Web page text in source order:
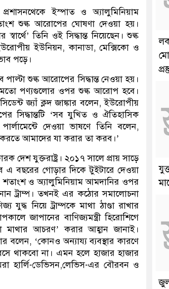
প্রশাসনথেকে ইস্পাত ও অ্যালুমিনিয়াম
শুল্ক আরোপের ঘোষণা দেওয়া হয়।
তিনি ওই সিদ্ধান্ত নিয়েছেন। শুল্ক
ইউনিয়ন, কানাডা, মেক্সিকো ও
পড়ে।
পাল্টা শুল্ক আরোপের সিদ্ধান্ত নেওয়া হয়।
পণ্যগুলোর ওপর শুল্ক আরোপ হবে।
জ্যাঁ ক্লদ জাঙ্কার বলেন, ইউরোপীয়
সিদ্ধান্তটি ‘সব যুখ্তি ও ঐতিহাসিক
দেওয়া ভাষণে তিনি বলেন,
আমাদের যা করার তা করব।’
দেশ যুক্তরাষ্ট্র। ২০১৭ সালে প্রায় সাড়ে
বছরের গোড়ার দিকে টুইটারে দেওয়া
শতাংশ ও অ্যালুমিনিয়াম আমদানির ওপর
ট্রাম্প। তখনই এর কঠোর সমালোচনা
যুদ্ধ নিয়ে ট্রাম্পকে মাথা ঠাণ্ডা রাখার
জাপানের বাণিজ্যমন্ত্রী হিরোশিগে
মাথার আচরণ’ করার আহ্বান জানাই।
বলেন, ‘কোনও অন্যায্য ব্যবস্থার কারণে
থাকবো না। এমন হলে হাজার হাজার
হার্লি-ডেভিসন,লেভিস-এর বৌরবন ও